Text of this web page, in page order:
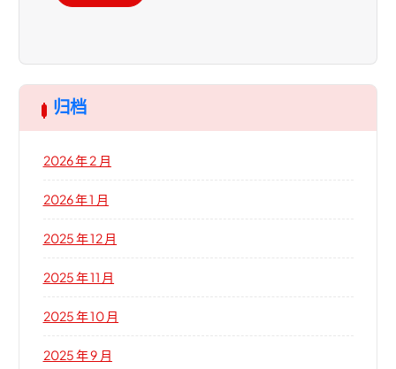
归档
2026 年 2 月
2026 年 1 月
2025 年 12 月
2025 年 11 月
2025 年 10 月
2025 年 9 月